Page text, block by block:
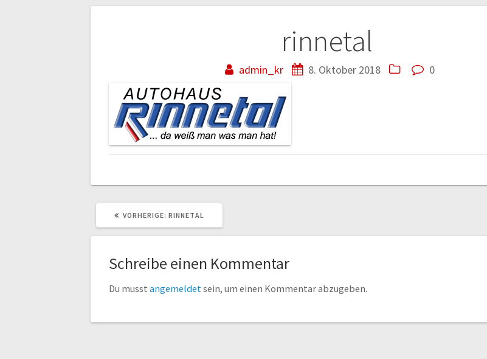
rinnetal
admin_kr 8. Oktober 2018 0
Beitragsnavigation
VORHERIGE: VORHERIGER
RINNETAL
Schreibe einen Kommentar
Du musstangemeldetsein, um einen Kommentar abzugeben.